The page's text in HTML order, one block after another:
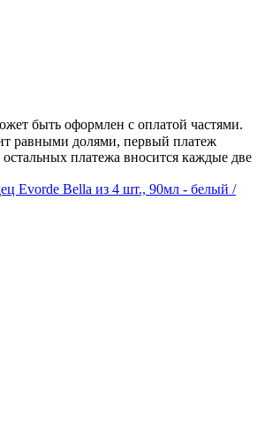
быть оформлен с оплатой частями.
равными долями, первый платеж
остальных платежа вносится каждые две
Evorde Bella из 4 шт., 90мл - белый /